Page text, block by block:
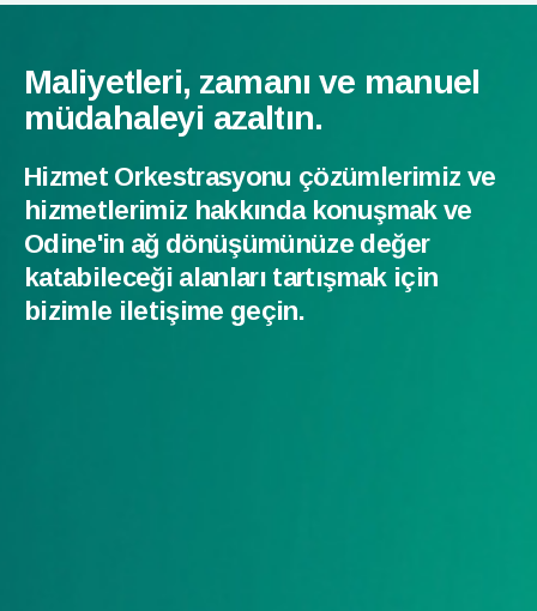
Maliyetleri, zamanı ve manuel
müdahaleyi azaltın.
Hizmet Orkestrasyonu çözümlerimiz ve
hizmetlerimiz hakkında konuşmak ve
Odine'in ağ dönüşümünüze değer
katabileceği alanları tartışmak için
bizimle iletişime geçin.